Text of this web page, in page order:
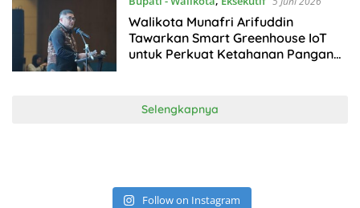
Walikota Munafri Arifuddin
Tawarkan Smart Greenhouse IoT
untuk Perkuat Ketahanan Pangan
Selengkapnya
Follow on Instagram